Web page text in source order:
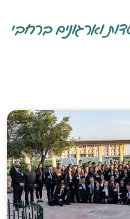
וארגונים ברחבי